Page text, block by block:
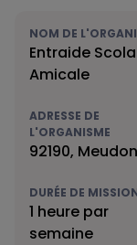
NOM DE
Entraide
Amicale
ADRESSE DE
L'ORGANISME
92190, Meudon
DURÉE DE
1 heure par
semaine